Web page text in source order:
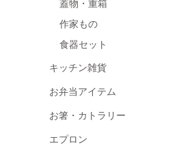
蓋物・重箱
作家もの
食器セット
キッチン雑貨
お弁当アイテム
お箸・カトラリー
エプロン